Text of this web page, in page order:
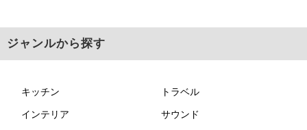
ジャンルから探す
キッチン トラベル
インテリア サウンド